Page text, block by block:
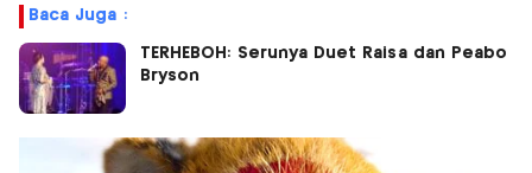
Baca Juga :
TERHEBOH: Serunya Duet Raisa dan Peabo
Bryson